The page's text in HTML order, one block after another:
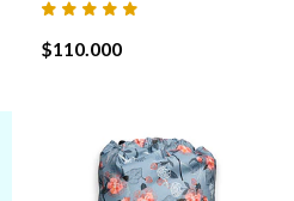
$110.000